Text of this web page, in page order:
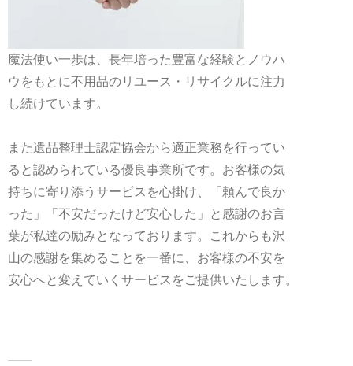
魔法使い一歩は、長年培った豊富な経験とノウハ
ウをもとに不用品のリユース・リサイクルに注力
し続けています。
また遺品整理士認定協会から適正業務を行ってい
ると認められている優良事業所です。お客様の気
持ちに寄り添うサービスを心掛け、「頼んで良か
った」「不安だったけど安心した」と感謝のお言
葉が私達の励みとなっております。これからも沢
山の感謝を集めることを一番に、お客様の不安を
安心へと変えていくサービスをご提供いたします。